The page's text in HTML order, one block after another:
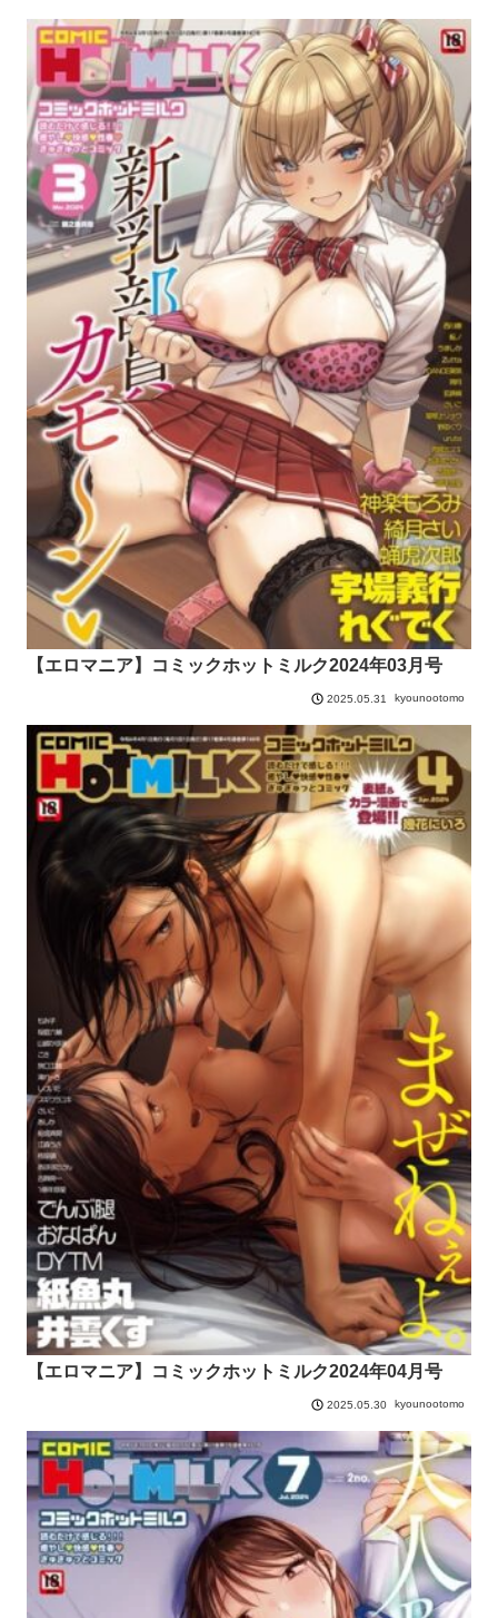
【エロマニア】コミックホットミルク2024年03月号
2025.05.31 kyounootomo
【エロマニア】コミックホットミルク2024年04月号
2025.05.30 kyounootomo